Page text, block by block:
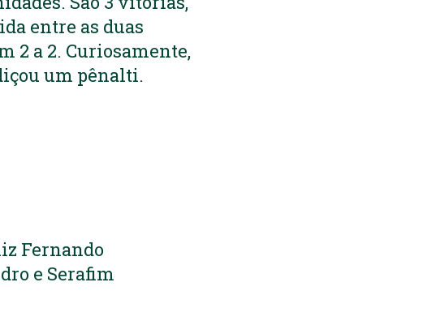
entre as duas
2 a 2. Curiosamente,
um pênalti.
Fernando
e Serafim